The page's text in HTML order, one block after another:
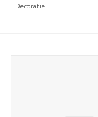
Decoratie